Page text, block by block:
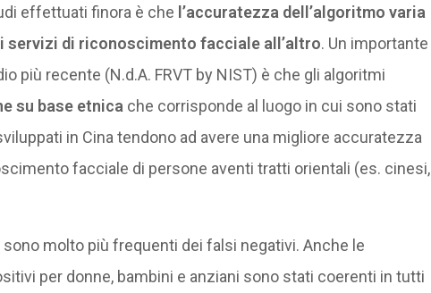
effettuati finora è che l’accuratezza dell’algoritmo varia
servizi di riconoscimento facciale all’altro. Un importante
più recente (N.d.A. FRVT by NIST) è che gli algoritmi
su base etnica che corrisponde al luogo in cui sono stati
in Cina tendono ad avere una migliore accuratezza
facciale di persone aventi tratti orientali (es. cinesi,
molto più frequenti dei falsi negativi. Anche le
per donne, bambini e anziani sono stati coerenti in tutti